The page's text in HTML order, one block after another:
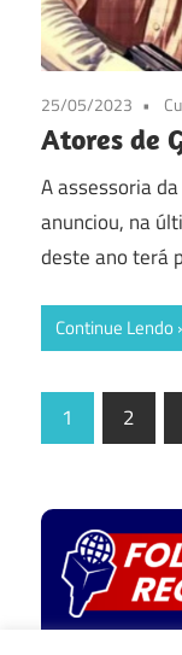
25/05/2023
Atores de
A assessoria
anunciou, na
deste ano terá
Continue Lendo
de
posts
1 2